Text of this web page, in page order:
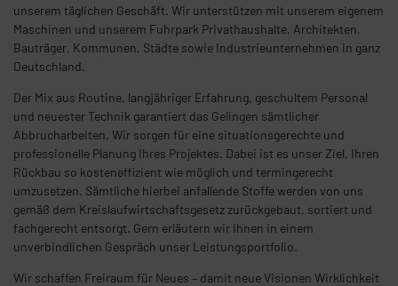
unserem täglichen Geschäft. Wir unterstützen mit unserem eigenem
Maschinen und unserem Fuhrpark Privathaushalte, Architekten,
Bauträger, Kommunen, Städte sowie Industrieunternehmen in ganz
Deutschland.
Der Mix aus Routine, langjähriger Erfahrung, geschultem Personal
und neuester Technik garantiert das Gelingen sämtlicher
Abbrucharbeiten. Wir sorgen für eine situationsgerechte und
professionelle Planung Ihres Projektes. Dabei ist es unser Ziel, Ihren
Rückbau so kosteneffizient wie möglich und termingerecht
umzusetzen. Sämtliche hierbei anfallende Stoffe werden von uns
gemäß dem Kreislaufwirtschaftsgesetz zurückgebaut, sortiert und
fachgerecht entsorgt. Gern erläutern wir Ihnen in einem
unverbindlichen Gespräch unser Leistungsportfolio.
Wir schaffen Freiraum für Neues – damit neue Visionen Wirklichkeit